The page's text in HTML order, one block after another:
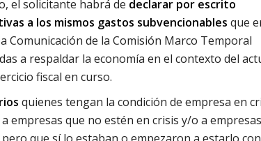
el solicitante habrá de declarar por escrito
a los mismos gastos subvencionables que
Comunicación de la Comisión Marco Temporal
a respaldar la economía en el contexto del
fiscal en curso.
quienes tengan la condición de empresa en
empresas que no estén en crisis y/o a